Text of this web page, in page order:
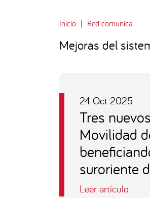
Inicio Red comunica
Mejoras del
24 Oct 2025
Tres
Movilidad
suroriente
Leer artículo